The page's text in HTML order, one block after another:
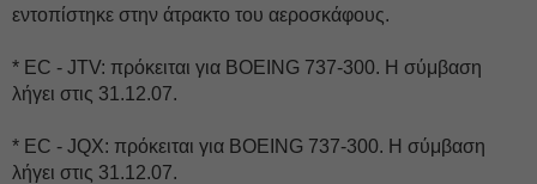
εντοπίστηκε στην άτρακτο του αεροσκάφους.
* EC - JTV: πρόκειται για BOEING 737-300. Η σύμβαση
λήγει στις 31.12.07.
* EC - JQX: πρόκειται για BOEING 737-300. Η σύμβαση
λήγει στις 31.12.07.